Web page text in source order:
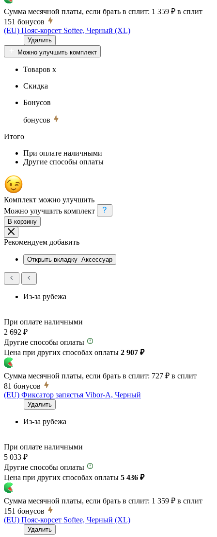
Сумма месячной платы, если брать в сплит: 1 359 ₽ в сплит
151 бонусов
(EU) Пояс-корсет Softee, Черный (XL)
Удалить
Можно улучшить комплект
Товаров x
Скидка
Бонусов
бонусов
Итого
При оплате наличными
Другие способы оплаты
Комплект можно улучшить
Можно улучшить комплект
В корзину
Рекомендуем добавить
Открыть вкладку Аксессуар
Из-за рубежа
При оплате наличными
2 692 ₽
Другие способы оплаты
Цена при других способах оплаты 2 907 ₽
Сумма месячной платы, если брать в сплит: 727 ₽ в сплит
81 бонусов
(EU) Фиксатор запястья Vibor-A, Черный
Удалить
Из-за рубежа
При оплате наличными
5 033 ₽
Другие способы оплаты
Цена при других способах оплаты 5 436 ₽
Сумма месячной платы, если брать в сплит: 1 359 ₽ в сплит
151 бонусов
(EU) Пояс-корсет Softee, Черный (XL)
Удалить